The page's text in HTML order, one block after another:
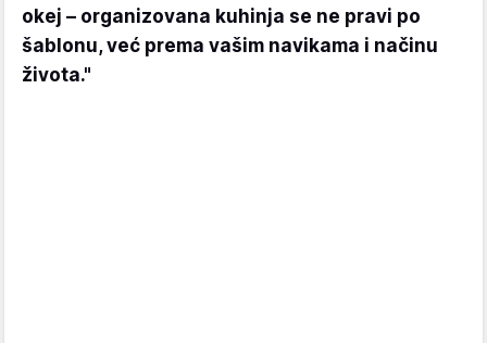
okej – organizovana kuhinja se ne pravi po
šablonu, već prema vašim navikama i načinu
života."